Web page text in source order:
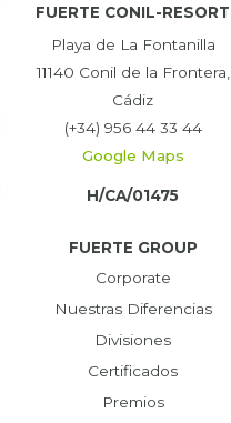
FUERTE CONIL-RESORT
Playa de La Fontanilla
11140 Conil de la Frontera,
Cádiz
(+34) 956 44 33 44
Google Maps
H/CA/01475
FUERTE GROUP
Corporate
Nuestras Diferencias
Divisiones
Certificados
Premios